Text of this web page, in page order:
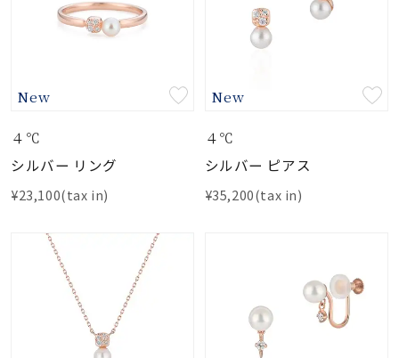
New
４℃
シルバー リング
¥23,100(tax in)
New
４℃
シルバー ピアス
¥35,200(tax in)